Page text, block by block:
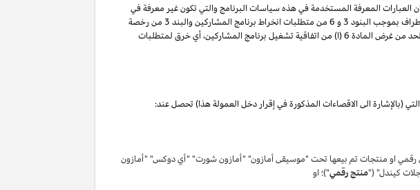
العبارات المعرفة المستخدمة في هذه سياسات البرنامج والتي تكون غير معرفة في
بموجب البنود 3
و 6
من متطلبات انخراط برنامج المشاركين والبند 3 من رخصة
الملكية الفكرية لبرنامج المشاركين لا تنتهي ولا تنطفئ بانتهاء اتفاقية تشغيل برنامج المشاركين. لتفادي الشك وبدون الحد من غرض المادة 6 (ا) من اتفاقية تشغيل برنامج المشاركين، أي خرق لمتطلبات
(بالإشارة الى الاقصاءات المذكورة في إقرار دخل العمولة هذا) تحصل عند:
رقمي او منتجات تم بيعها تحت "موسيقى أمازون" "أمازون شورت" "أي دوكس" "أمازون
كيندل" ("منتج رقمي")؛ او